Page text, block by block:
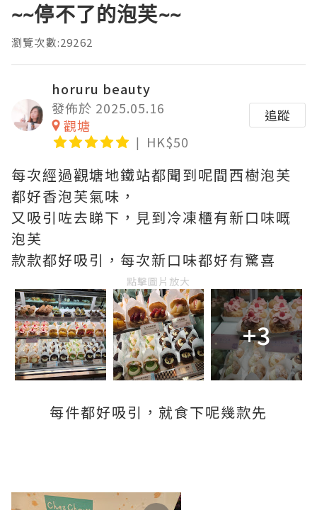
~~停不了的泡芙~~
瀏覽次數:29262
horuru beauty
發佈於 2025.05.16
觀塘
HK$50
追蹤
每次經過觀塘地鐵站都聞到呢間西樹泡芙
都好香泡芙氣味，
又吸引咗去睇下，見到冷凍櫃有新口味嘅
泡芙
款款都好吸引，每次新口味都好有驚喜
點擊圖片放大
+3
每件都好吸引，就食下呢幾款先